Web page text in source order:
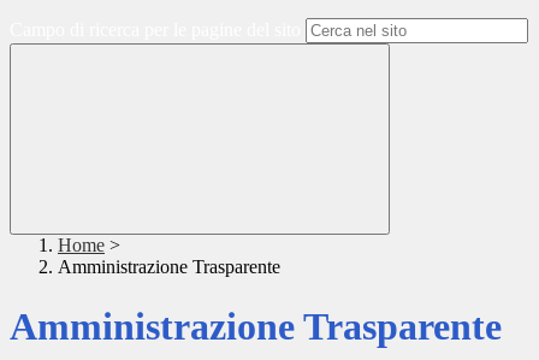
Home >
Amministrazione Trasparente
Amministrazione Trasparente